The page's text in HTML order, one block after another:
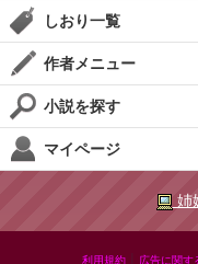
しおり一覧
作者メニュー
小説を探す
マイページ
姉
利用規約 広告に関す